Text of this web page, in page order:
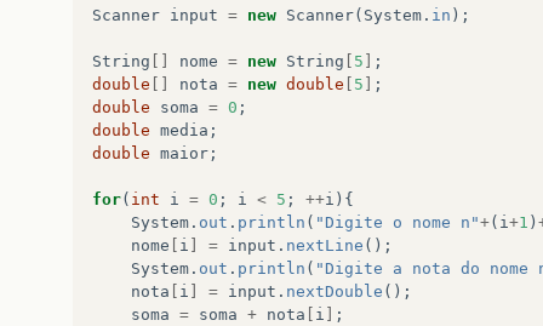
Scanner input = new Scanner( System . in );
String nome = new String 5
;
double
nota = new double 5
;
double
soma = 0 ;
double media ;
double maior ;
for( int i = 0 ; i < 5 ; ++i ){
System . out . println ( "Digite o nome n"+( i +1 )
nome
i = input . nextLine ();
System . out . println ( "Digite a nota do nome
nota
i = input . nextDouble ();
soma = soma + nota i
;